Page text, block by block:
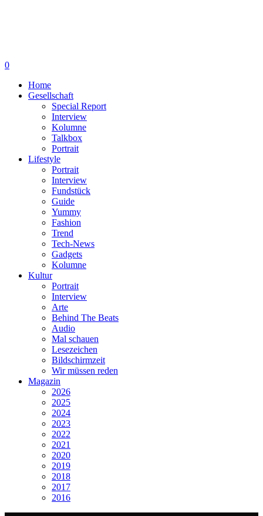
0
Home
Gesellschaft
Special Report
Interview
Kolumne
Talkbox
Portrait
Lifestyle
Portrait
Interview
Fundstück
Guide
Yummy
Fashion
Trend
Tech-News
Gadgets
Kolumne
Kultur
Portrait
Interview
Arte
Behind The Beats
Audio
Mal schauen
Lesezeichen
Bildschirmzeit
Wir müssen reden
Magazin
2026
2025
2024
2023
2022
2021
2020
2019
2018
2017
2016